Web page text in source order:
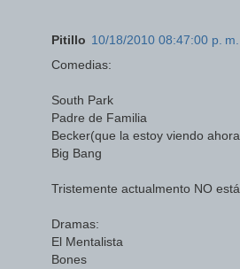
Pitillo 10/18/2010 08:47:00 p. m.
Comedias:
South Park
Padre de Familia
Becker(que la estoy viendo
Big Bang
Tristemente actualmento NO
Dramas:
El Mentalista
Bones